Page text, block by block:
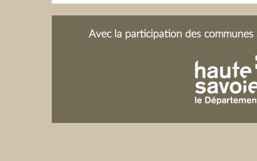
Avec la participation des